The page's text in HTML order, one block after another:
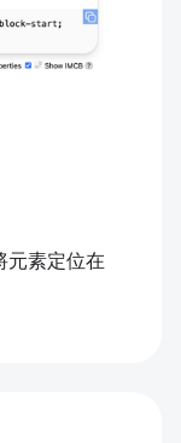
元素定位在